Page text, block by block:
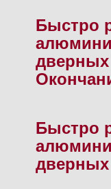
Быстро
дверных
Быстро
дверных